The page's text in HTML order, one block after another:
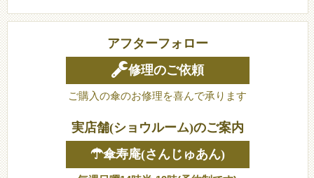
アフターフォロー
修理のご依頼
ご購入の傘のお修理を喜んで承ります
実店舗(ショウルーム)のご案内
☂傘寿庵(さんじゅあん)